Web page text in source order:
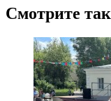
Смотрите